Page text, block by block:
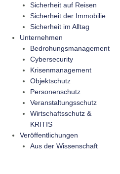
Sicherheit auf Reisen
Sicherheit der Immobilie
Sicherheit im Alltag
Unternehmen
Bedrohungsmanagement
Cybersecurity
Krisenmanagement
Objektschutz
Personenschutz
Veranstaltungsschutz
Wirtschaftsschutz &
KRITIS
Veröffentlichungen
Aus der Wissenschaft